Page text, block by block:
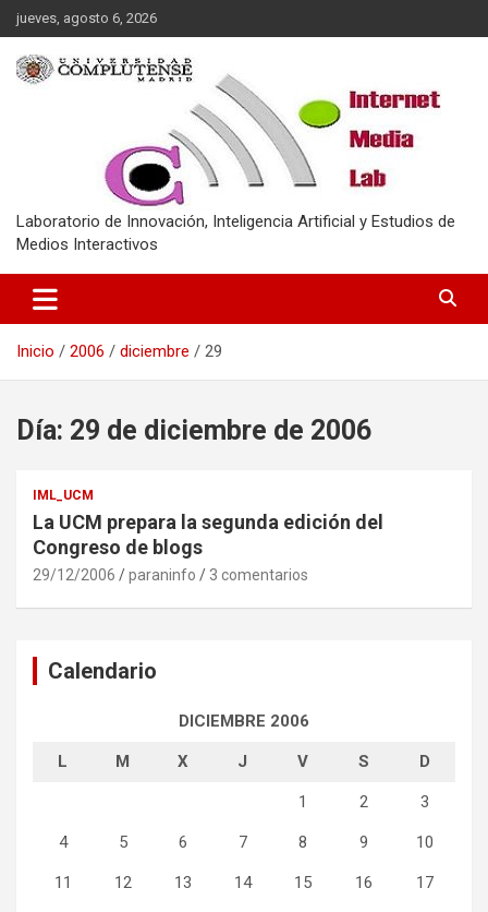
Saltar
al
contenido
jueves, agosto 6, 2026
Laboratorio de Innovación, Inteligencia Artificial y Estudios de
Medios Interactivos
Inicio 2006 diciembre 29
Día: 29 de diciembre de 2006
IML_UCM
La UCM prepara la segunda edición del
Congreso de blogs
29/12/2006 paraninfo 3 comentarios
Calendario
DICIEMBRE 2006
L M X J V S D
1 2 3
4 5 6 7 8 9 10
11 12 13 14 15 16 17